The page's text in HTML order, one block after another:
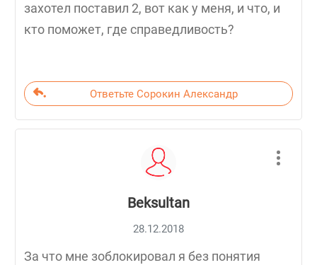
захотел поставил 2, вот как у меня, и что, и
кто поможет, где справедливость?
Ответьте Сорокин Александр
Beksultan
28.12.2018
За что мне зоблокировал я без понятия